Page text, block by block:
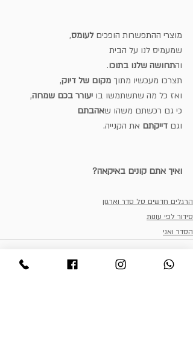
מוצרי ההתפשרות הופכים לעומס,
שמעמיס לנו על הבית
והתחושה שלנו בתוכו.
תצרכו מעכשיו מתוך מקום של דיוק,
ואז כל מה שתשתמשו בו יעורר בכם שמחה,
כי גם רכשתם משהו שאהבתם
וגם דייקתם את הקנייה.
ואיך אתם קונים באיקאה?
הרגלים חדשים סל סדר וארגון
סידור לפי עונות
הסדר ואני